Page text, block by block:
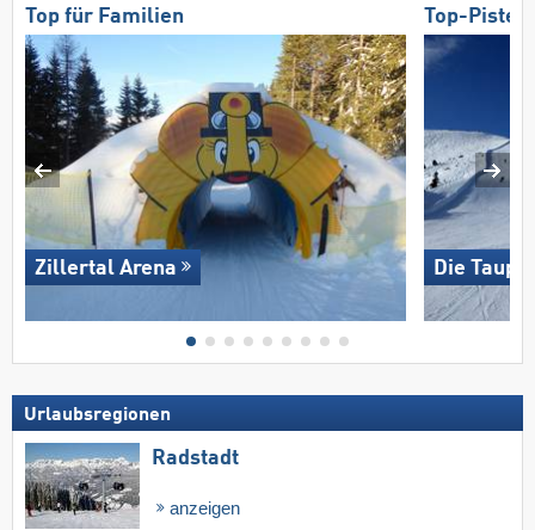
Top für Familien
Zillertal Arena
Top-
Die
Urlaubsregionen
Radstadt
anzeigen